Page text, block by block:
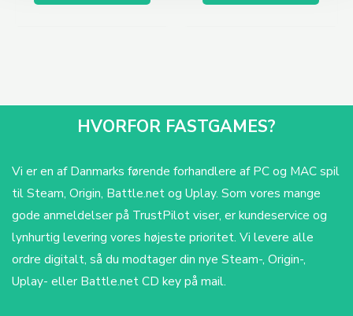
HVORFOR FASTGAMES?
Vi er en af Danmarks førende forhandlere af PC og MAC spil
til Steam, Origin, Battle.net og Uplay. Som vores mange
gode anmeldelser på TrustPilot viser, er kundeservice og
lynhurtig levering vores højeste prioritet. Vi levere alle
ordre digitalt, så du modtager din nye Steam-, Origin-,
Uplay- eller Battle.net CD key på mail.